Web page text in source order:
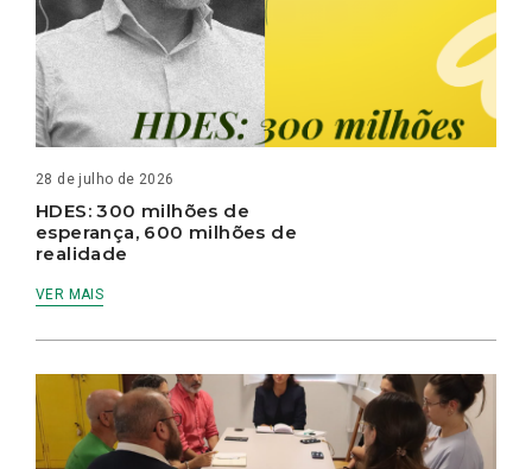
28 de julho de 2026
HDES: 300 milhões de
esperança, 600 milhões de
realidade
VER MAIS